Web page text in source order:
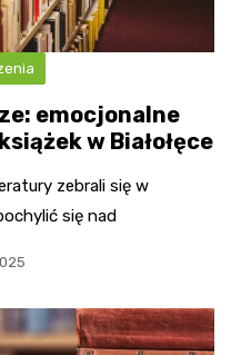
emocjonalne
w Białołęce
zebrali się w
się nad